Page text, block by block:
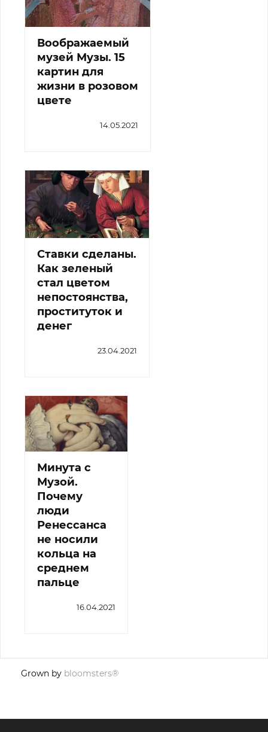
Воображаемый
музей Музы. 15
картин для
жизни в розовом
цвете
14.05.2021
Ставки сделаны.
Как зеленый
стал цветом
непостоянства,
проституток и
денег
23.04.2021
Минута с
Музой.
Почему
люди
Ренессанса
не носили
кольца на
среднем
пальце
16.04.2021
Grown by bloomsters®